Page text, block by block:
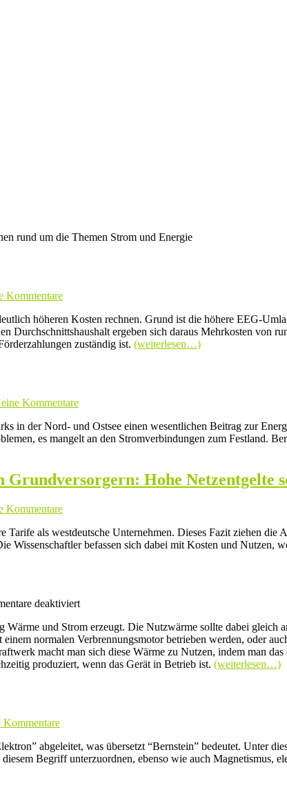
rund um die Themen Strom und Energie
Kommentare
höheren Kosten rechnen. Grund ist die höhere EEG-
Durchschnittshaushalt ergeben sich daraus Mehrkosten von
zuständig ist. (weiterlesen…)
Kommentare
in der Nord- und Ostsee einen wesentlichen Beitrag zur
es mangelt an den Stromverbindungen zum Festland.
Grundversorgern: Hohe Netzentgelte
Kommentare
Tarife als westdeutsche Unternehmen. Dieses Fazit ziehen
Wissenschaftler befassen sich dabei mit Kosten und Nutzen,
deaktiviert
und Strom erzeugt. Die Nutzwärme sollte dabei gleich
normalen Verbrennungsmotor betrieben werden, oder
macht man sich diese Wärme zu Nutzen, indem man
produziert, wenn das Gerät in Betrieb ist. (weiterlesen…)
Kommentare
abgeleitet, was übersetzt “Bernstein” bedeutet. Unter
Begriff unterzuordnen, ebenso wie auch Magnetismus,